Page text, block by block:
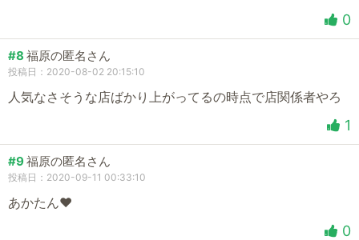
0
#8 福原の匿名さん
投稿日：2020-08-02 20:15:10
人気なさそうな店ばかり上がってるの時点で店関係者やろ
1
#9福原の匿名さん
投稿日：2020-09-11 00:33:10
あかたん❤︎
0